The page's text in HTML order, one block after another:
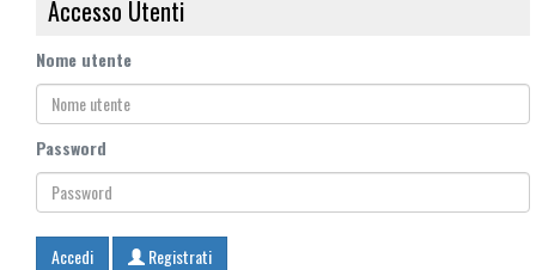
Accesso Utenti
Nome utente
Password
Accedi
Registrati